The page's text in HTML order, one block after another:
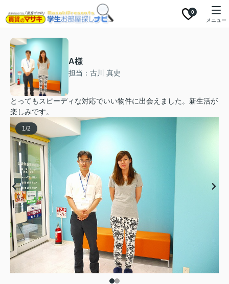
0
メニュー
A様
担当：古川 真史
とってもスピーディな対応でいい物件に出会えました。新生活が
楽しみです。
1/2